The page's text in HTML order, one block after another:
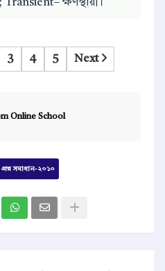
ক্ষণস্থায়ী।
3 4 5 Next
Online School
সমাধান-২০১০